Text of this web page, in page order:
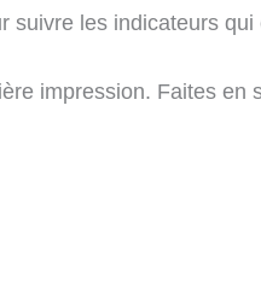
suivre les indicateurs
impression. Faites en